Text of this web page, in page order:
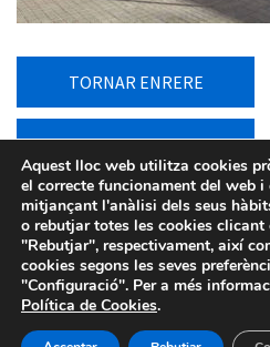
TORNAR ENRERE
TORNAR AL LLISTAT
Avís legal-Política de
Sistema intern d’informació-
Aquest lloc web utilitza cookies
el correcte funcionament del web i
mitjançant l'anàlisi dels seus
o rebutjar totes les cookies clicant
"Rebutjar", respectivament, així
cookies segons les seves
"Configuració". Per a més
Política de Cookies.